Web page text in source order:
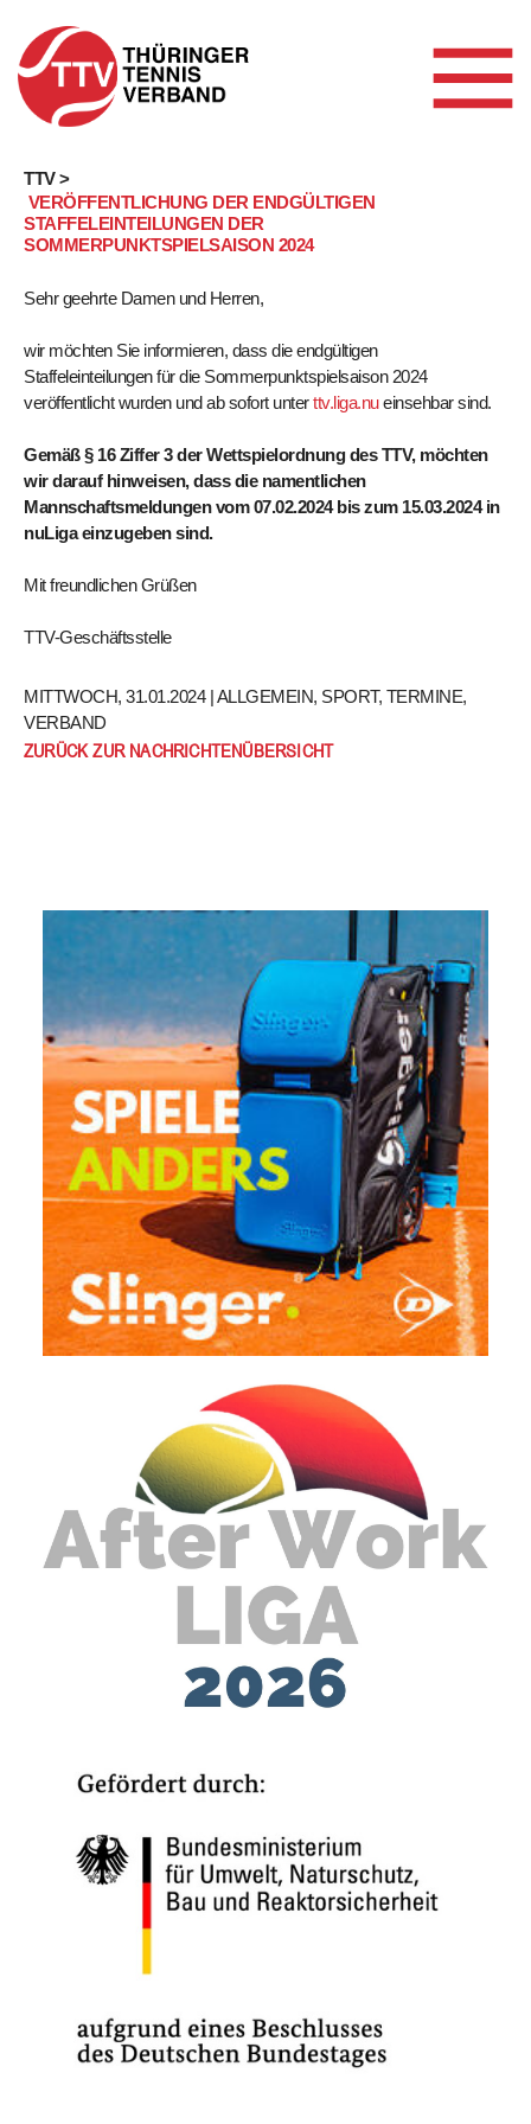
Skip
content
TTV >
VERÖFFENTLICHUNG DER ENDGÜLTIGEN
STAFFELEINTEILUNGEN DER
SOMMERPUNKTSPIELSAISON 2024
Sehr geehrte Damen und Herren,
wir möchten Sie informieren, dass die endgültigen
Staffeleinteilungen für die Sommerpunktspielsaison 2024
veröffentlicht wurden und ab sofort unterttv.liga.nueinsehbar sind.
Gemäß § 16 Ziffer 3 der Wettspielordnung des TTV, möchten
wir darauf hinweisen, dass die namentlichen
Mannschaftsmeldungen vom 07.02.2024 bis zum 15.03.2024 in
nuLiga einzugeben sind.
Mit freundlichen Grüßen
TTV-Geschäftsstelle
MITTWOCH, 31.01.2024 |ALLGEMEIN, SPORT, TERMINE,
VERBAND
ZURÜCK ZUR NACHRICHTENÜBERSICHT